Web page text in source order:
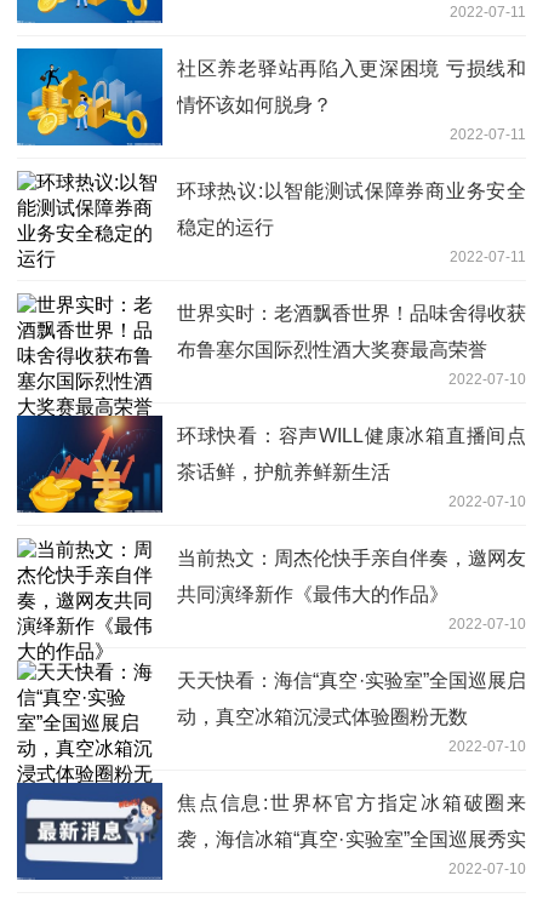
2022-07-11
社区养老驿站再陷入更深困境 亏损线和
情怀该如何脱身？
2022-07-11
环球热议:以智能测试保障券商业务安全
稳定的运行
2022-07-11
世界实时：老酒飘香世界！品味舍得收获
布鲁塞尔国际烈性酒大奖赛最高荣誉
2022-07-10
环球快看：容声WILL健康冰箱直播间点
茶话鲜，护航养鲜新生活
2022-07-10
当前热文：周杰伦快手亲自伴奏，邀网友
共同演绎新作《最伟大的作品》
2022-07-10
天天快看：海信“真空·实验室”全国巡展启
动，真空冰箱沉浸式体验圈粉无数
2022-07-10
焦点信息:世界杯官方指定冰箱破圈来
袭，海信冰箱“真空·实验室”全国巡展秀实
2022-07-10